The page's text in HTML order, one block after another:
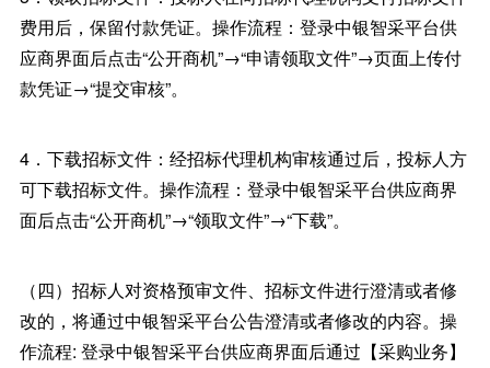
费用后，保留付款凭证。操作流程：登录中银智采平台供
应商界面后点击“公开商机”→“申请领取文件”→页面上传付
款凭证→“提交审核”。
4．下载招标文件：经招标代理机构审核通过后，投标人方
可下载招标文件。操作流程：登录中银智采平台供应商界
面后点击“公开商机”→“领取文件”→“下载”。
（四）招标人对资格预审文件、招标文件进行澄清或者修
改的，将通过中银智采平台公告澄清或者修改的内容。操
作流程: 登录中银智采平台供应商界面后通过【采购业务】